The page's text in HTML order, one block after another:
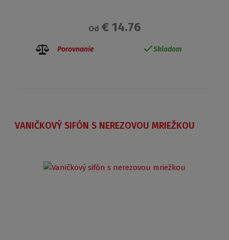
Od€ 14.76
Porovnanie Skladom
VANIČKOVÝ SIFÓN S NEREZOVOU MRIEŽKOU